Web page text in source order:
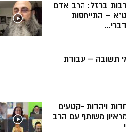
ברזל: הרב אדם
– התייחסות
תשובה – עבודת
ויהדות -קטעים
משותף עם הרב